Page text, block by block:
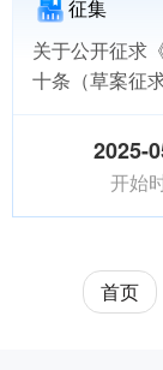
征集
关于公开征求
十条（草案征
2025-
开始
首页